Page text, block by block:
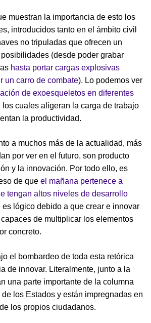
muestran la importancia de esto los
introducidos tanto en el ámbito civil
no tripuladas que ofrecen un
(desde poder grabar
hasta portar cargas explosivas
un carro de combate). Lo podemos ver
de exoesqueletos en diferentes
los cuales aligeran la carga de trabajo
la productividad.
a muchos más de la actualidad, más
por ver en el futuro, son producto
y la innovación. Por todo ello, es
de que el mañana pertenece a
tengan altos niveles de desarrollo
es lógico debido a que crear e innovar
de multiplicar los elementos
concreto.
el bombardeo de toda esta retórica
de innovar. Literalmente, junto a la
una parte importante de la columna
los Estados y están impregnadas en
los propios ciudadanos.